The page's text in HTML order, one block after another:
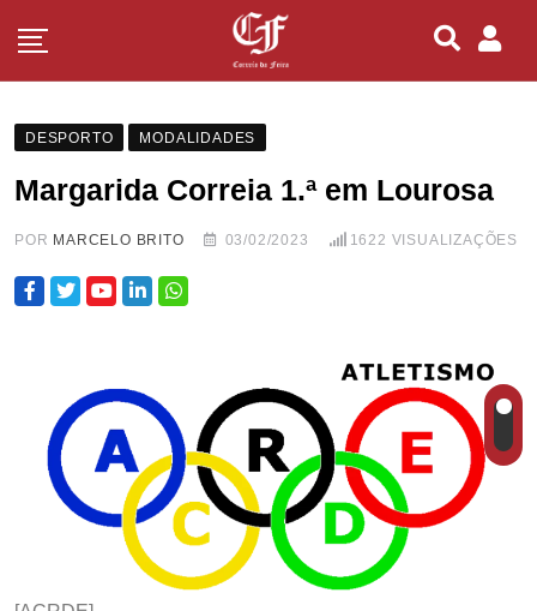
DESPORTO MODALIDADES
Margarida Correia 1.ª em Lourosa
POR MARCELO BRITO 03/02/2023 1622 VISUALIZAÇÕES